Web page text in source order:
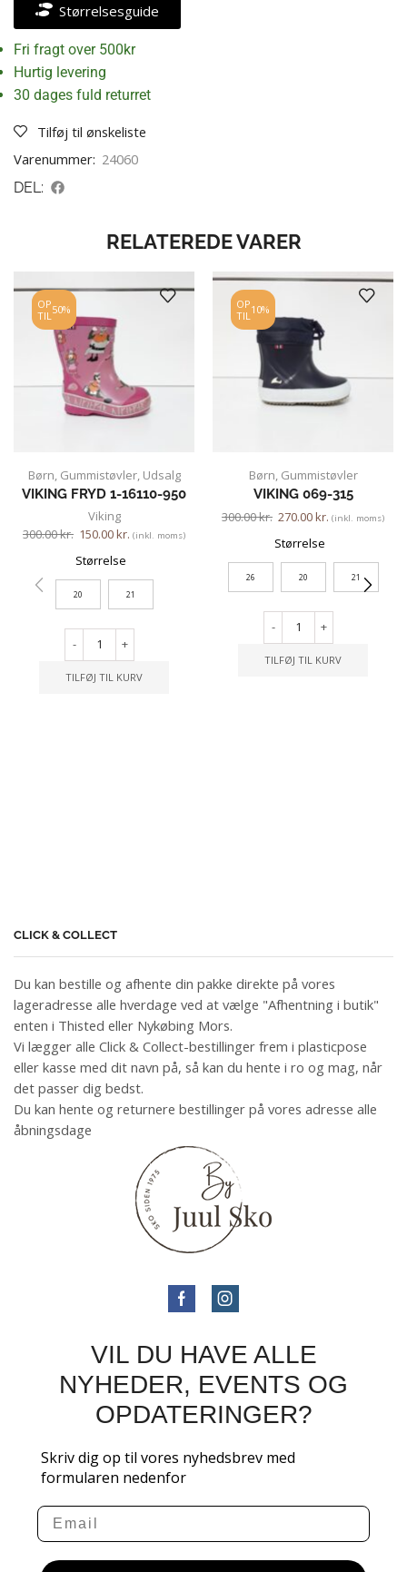
Størrelsesguide
Fri fragt over 500kr
Hurtig levering
30 dages fuld returret
Tilføj til ønskeliste
Varenummer: 24060
DEL:
RELATEREDE VARER
OP
TIL 50%
Børn Gummistøvler, Udsalg
VIKING FRYD 1-16110-950
Viking
300.00kr. 150.00kr. (inkl. moms)
Størrelse
20 21
- +
TILFØJ TIL KURV
OP
TIL 10%
Børn Gummistøvler
VIKING 069-315
300.00kr. 270.00kr. (inkl. moms)
Størrelse
26 20 21
- +
TILFØJ TIL KURV
CLICK & COLLECT
Du kan bestille og afhente din pakke direkte på vores
lageradresse alle hverdage ved at vælge "Afhentning i butik"
enten i Thisted eller Nykøbing Mors.
Vi lægger alle Click & Collect-bestillinger frem i plasticpose
eller kasse med dit navn på, så kan du hente i ro og mag, når
det passer dig bedst.
Du kan hente og returnere bestillinger på vores adresse alle
åbningsdage
VIL DU HAVE ALLE
NYHEDER, EVENTS OG
OPDATERINGER?
Skriv dig op til vores nyhedsbrev med
formularen nedenfor
Email